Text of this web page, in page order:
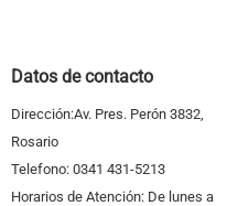
Datos de contacto
Dirección:Av. Pres. Perón 3832,
Rosario
Telefono: 0341 431-5213
Horarios de Atención: De lunes a